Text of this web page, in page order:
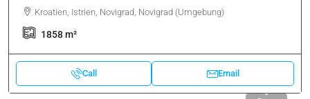
Kroatien, Istrien, Novigrad, Novigrad (Umgebung)
1858m²
Call Email